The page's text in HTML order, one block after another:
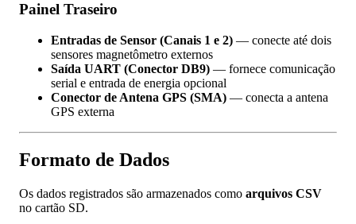
Painel Traseiro
Entradas de Sensor (Canais 1 e 2) — conecte até dois
sensores magnetômetro externos
Saída UART (Conector DB9) — fornece comunicação
serial e entrada de energia opcional
Conector de Antena GPS (SMA) — conecta a antena
GPS externa
Formato de Dados
Os dados registrados são armazenados como arquivos CSV
no cartão SD.